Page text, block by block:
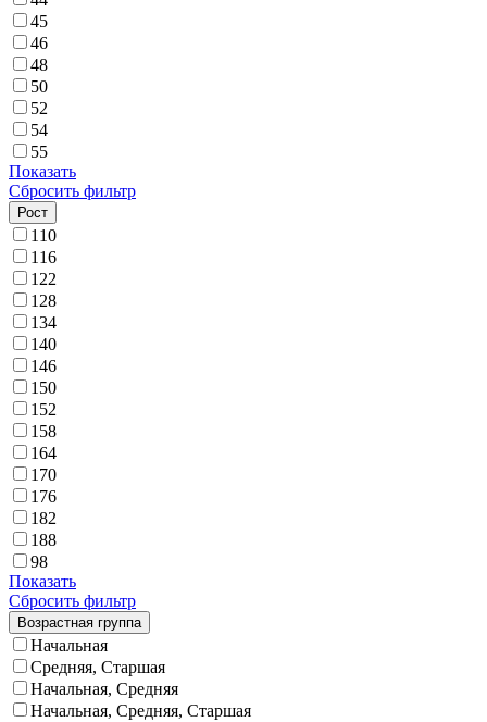
45
46
48
50
52
54
55
Показать
Сбросить фильтр
Рост
110
116
122
128
134
140
146
150
152
158
164
170
176
182
188
98
Показать
Сбросить фильтр
Возрастная группа
Начальная
Средняя, Старшая
Начальная, Средняя
Начальная, Средняя, Старшая